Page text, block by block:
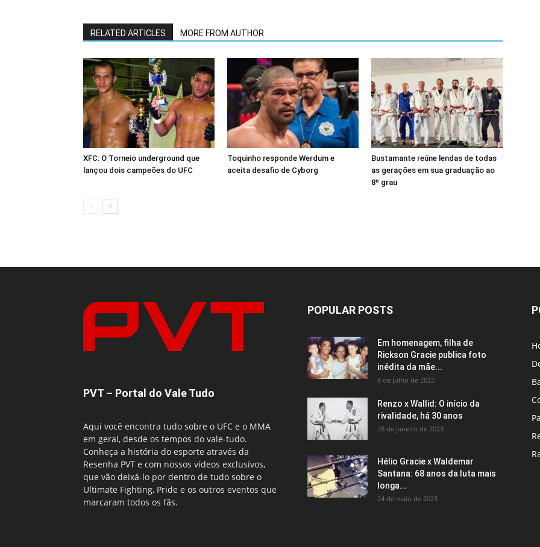
RELATED ARTICLES MORE FROM AUTHOR
XFC: O Torneio underground que
lançou dois campeões do UFC
Toquinho responde Werdum e
aceita desafio de Cyborg
Bustamante reúne lendas de todas
as gerações em sua graduação ao
8º grau
PVT – Portal do Vale Tudo
Aqui você encontra tudo sobre o UFC e o MMA
em geral, desde os tempos do vale-tudo.
Conheça a história do esporte através da
Resenha PVT e com nossos vídeos exclusivos,
que vão deixá-lo por dentro de tudo sobre o
Ultimate Fighting, Pride e os outros eventos que
marcaram todos os fãs.
POPULAR POSTS
Em homenagem, filha de
Rickson Gracie publica foto
inédita da mãe...
8 de julho de 2022
Renzo x Wallid: O início da
rivalidade, há 30 anos
28 de janeiro de 2023
Hélio Gracie x Waldemar
Santana: 68 anos da luta mais
longa...
24 de maio de 2023